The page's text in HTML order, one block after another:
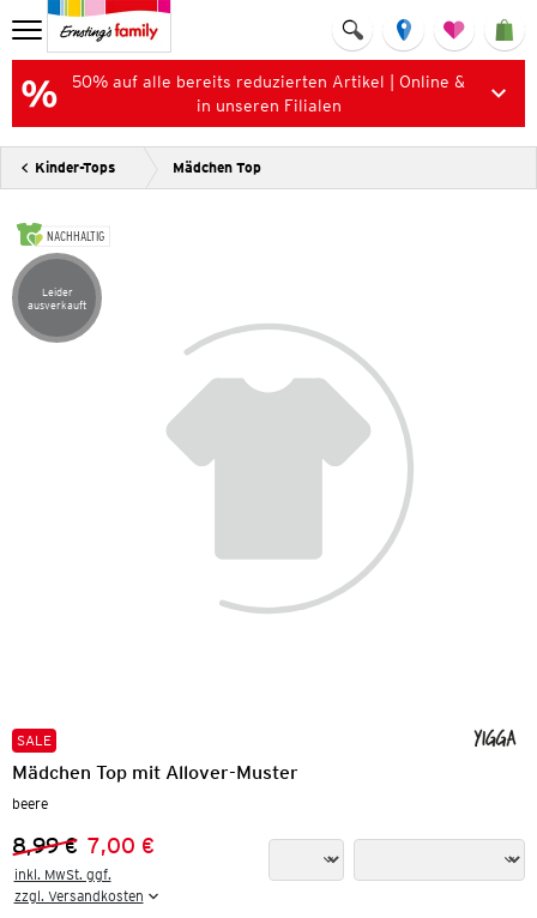
50% auf alle bereits reduzierten Artikel | Online &
in unseren Filialen
Kinder-Tops Mädchen Top
NACHHALTIG
Artikel leider ausverkauft
Leider
ausverkauft
SALE
Mädchen Top mit Allover-Muster
beere
Vorheriger Preis:
8,99 €
Neuer Preis:
7,00 €
inkl. MwSt. ggf.
zzgl. Versandkosten